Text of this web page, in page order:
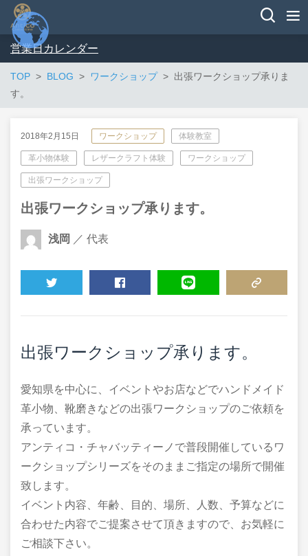
営業日カレンダー
TOP BLOG ワークショップ
出張ワークショップ承りま
す。
2018年2月15日 ワークショップ 体験教室
革小物体験 レザークラフト体験 ワークショップ
出張ワークショップ
出張ワークショップ承ります。
浅岡 ／ 代表
出張ワークショップ承ります。
愛知県を中心に、イベントやお店などでハンドメイド
革小物、靴磨きなどの出張ワークショップのご依頼を
承っています。
アンティコ・チャバッティーノで普段開催しているワ
ークショップシリーズをそのままご指定の場所で開催
致します。
イベント内容、年齢、目的、場所、人数、予算などに
合わせた内容でご提案させて頂きますので、お気軽に
ご相談下さい。